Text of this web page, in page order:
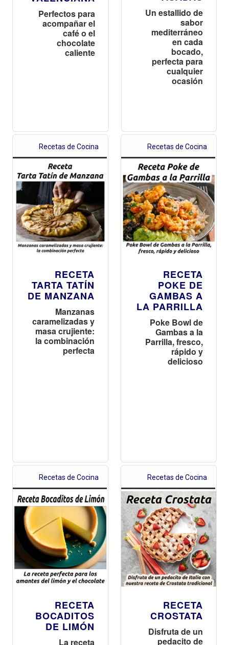
Perfectos para
acompañar el
café o el
chocolate
caliente
Un estallido de
sabor
mediterráneo
en cada
bocado,
perfecta para
cualquier
ocasión
Recetas de Cocina
RECETA
TARTA TATÍN
DE MANZANA
Manzanas
caramelizadas y
masa crujiente:
la combinación
perfecta
Recetas de Cocina
RECETA
POKE DE
GAMBAS A
LA PARRILLA
Poke Bowl de
Gambas a la
Parrilla, fresco,
rápido y
delicioso
Recetas de Cocina
RECETA
BOCADITOS
DE LIMÓN
La receta
Recetas de Cocina
RECETA
CROSTATA
Disfruta de un
pedacito de